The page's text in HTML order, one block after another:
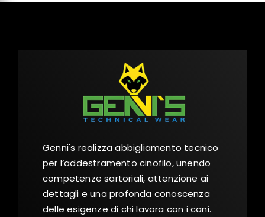
Genni's realizza abbigliamento tecnico
per l’addestramento cinofilo, unendo
competenze sartoriali, attenzione ai
dettagli e una profonda conoscenza
delle esigenze di chi lavora con i cani.